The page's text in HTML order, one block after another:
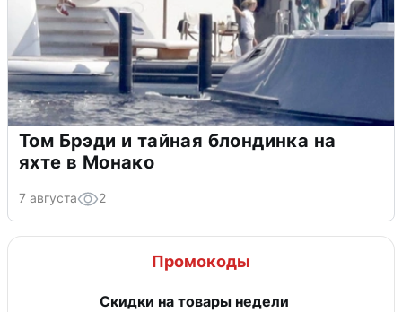
Том Брэди и тайная блондинка на
яхте в Монако
7 августа 2
Промокоды
Скидки на товары недели